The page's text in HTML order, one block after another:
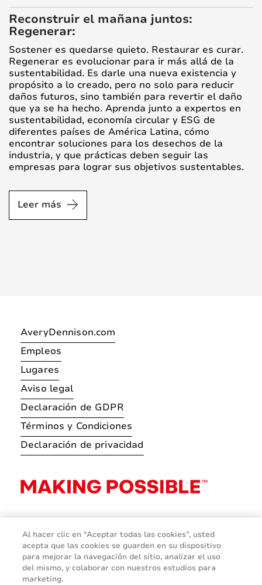
Reconstruir el mañana juntos:
Regenerar:
Sostener es quedarse quieto. Restaurar es curar.
Regenerar es evolucionar para ir más allá de la
sustentabilidad. Es darle una nueva existencia y
propósito a lo creado, pero no solo para reducir
daños futuros, sino también para revertir el daño
que ya se ha hecho. Aprenda junto a expertos en
sustentabilidad, economía circular y ESG de
diferentes países de América Latina, cómo
encontrar soluciones para los desechos de la
industria, y que prácticas deben seguir las
empresas para lograr sus objetivos sustentables.
Leer más
AveryDennison.com
Empleos
Lugares
Aviso legal
Declaración de GDPR
Términos y Condiciones
Declaración de privacidad
Al hacer clic en “Aceptar todas las cookies”, usted
acepta que las cookies se guarden en su dispositivo
para mejorar la navegación del sitio, analizar el uso
del mismo, y colaborar con nuestros estudios para
marketing.